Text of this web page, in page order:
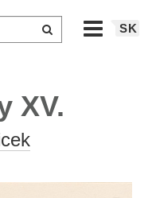
SK
XV.